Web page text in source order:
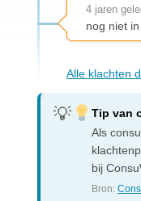
4 jaren
nog niet
Alle klachten
Tip van
Als
bij
Bron: